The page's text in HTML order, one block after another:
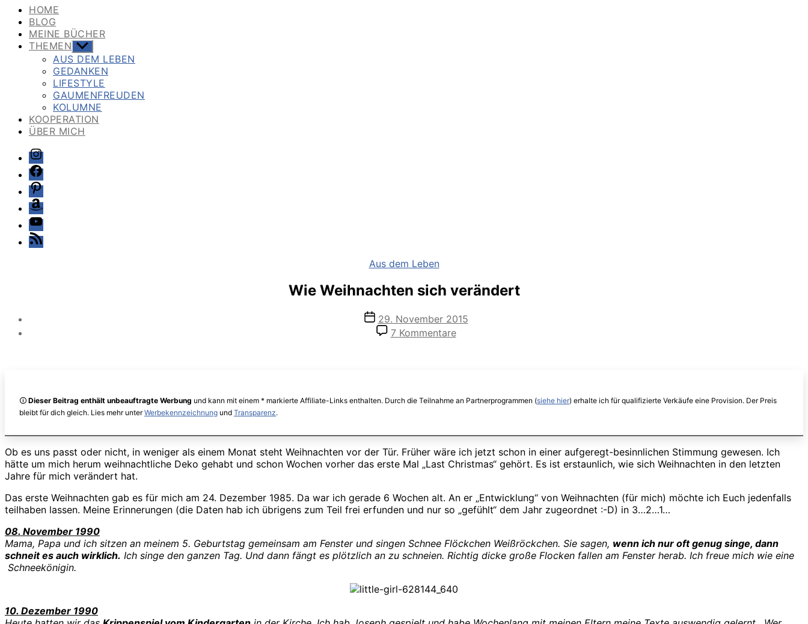
HOME
BLOG
MEINE BÜCHER
THEMEN Untermenü
anzeigen
AUS DEM LEBEN
GEDANKEN
LIFESTYLE
GAUMENFREUDEN
KOLUMNE
KOOPERATION
ÜBER MICH
Instagram
Facebook
Pinterest
Amazon
Youtube
Feed
Kategorien
Aus dem Leben
Wie Weihnachten sich verändert
Veröffentlichungsdatum
29. November 2015
7 Kommentarezu
🛈 Dieser Beitrag enthält unbeauftragte Werbung und kann mit einem * markierte Affiliate-Links enthalten. Durch die Teilnahme an Partnerprogrammen (siehe hier) erhalte ich für qualifizierte Verkäufe eine Provision. Der Preis
bleibt für dich gleich. Lies mehr unterWerbekennzeichnung und Transparenz.
Ob es uns passt oder nicht, in weniger als einem Monat steht Weihnachten vor der Tür. Früher wäre ich jetzt schon in einer aufgeregt-besinnlichen Stimmung gewesen. Ich
hätte um mich herum weihnachtliche Deko gehabt und schon Wochen vorher das erste Mal „Last Christmas“ gehört. Es ist erstaunlich, wie sich Weihnachten in den letzten
Jahre für mich verändert hat.
Das erste Weihnachten gab es für mich am 24. Dezember 1985. Da war ich gerade 6 Wochen alt. An er „Entwicklung“ von Weihnachten (für mich) möchte ich Euch jedenfalls
teilhaben lassen. Meine Erinnerungen (die Daten hab ich übrigens zum Teil frei erfunden und nur so „gefühlt“ dem Jahr zugeordnet :-D) in 3…2…1…
08. November 1990
Mama, Papa und ich sitzen an meinem 5. Geburtstag gemeinsam am Fenster und singen Schnee Flöckchen Weißröckchen. Sie sagen, wenn ich nur oft genug singe, dann
schneit es auch wirklich. Ich singe den ganzen Tag. Und dann fängt es plötzlich an zu schneien. Richtig dicke große Flocken fallen am Fenster herab. Ich freue mich wie eine
Schneekönigin.
10. Dezember 1990